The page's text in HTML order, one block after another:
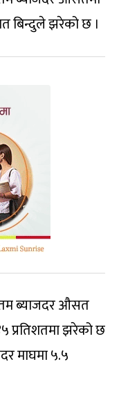
बिन्दुले झरेको छ ।
ब्याजदर औसत
प्रतिशतमा झरेको छ
माघमा ५.५